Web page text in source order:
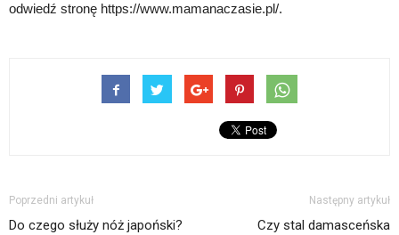
odwiedź stronę https://www.mamanaczasie.pl/.
Poprzedni artykuł
Do czego służy nóż japoński?
Następny artykuł
Czy stal damasceńska